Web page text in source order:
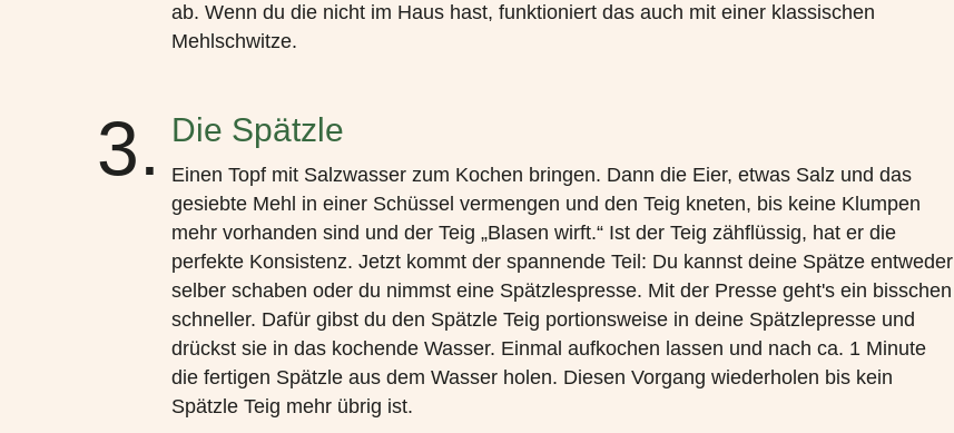
ab. Wenn du die nicht im Haus hast, funktioniert das auch mit einer klassischen
Mehlschwitze.
3. Die Spätzle
Einen Topf mit Salzwasser zum Kochen bringen. Dann die Eier, etwas Salz und das
gesiebte Mehl in einer Schüssel vermengen und den Teig kneten, bis keine Klumpen
mehr vorhanden sind und der Teig „Blasen wirft.“ Ist der Teig zähflüssig, hat er die
perfekte Konsistenz. Jetzt kommt der spannende Teil: Du kannst deine Spätze entweder
selber schaben oder du nimmst eine Spätzlespresse. Mit der Presse geht's ein bisschen
schneller. Dafür gibst du den Spätzle Teig portionsweise in deine Spätzlepresse und
drückst sie in das kochende Wasser. Einmal aufkochen lassen und nach ca. 1 Minute
die fertigen Spätzle aus dem Wasser holen. Diesen Vorgang wiederholen bis kein
Spätzle Teig mehr übrig ist.